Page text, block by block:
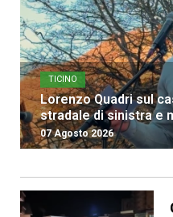
TICINO
Lorenzo Quadri sul
stradale di sinistra e
07 Agosto 2026